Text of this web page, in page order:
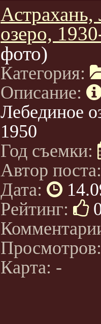
Астрахань,
озеро,
фото)
Категория:
Описание:
Лебединое
1950
Год съемки:
Автор
Дата:
Рейтинг:
Карта: -